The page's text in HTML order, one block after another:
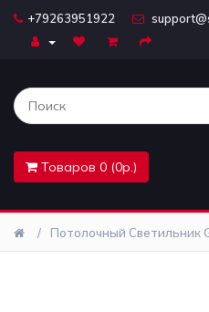
+79263951922
Товаров 0 (0р.)
Комплектующие
Лайтбоксы
Потолочный Светильник